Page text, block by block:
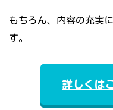
もちろん、内容の充実に
す。
詳しくは